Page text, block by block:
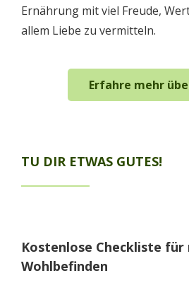
Ernährung mit viel Freude,
allem Liebe zu vermitteln.
Erfahre mehr
TU DIR ETWAS GUTES!
Kostenlose Checkliste für
Wohlbefinden